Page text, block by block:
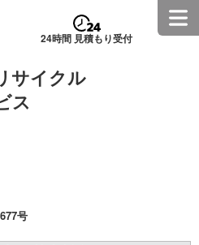
24時間 見積もり受付
サイクル
ス
号